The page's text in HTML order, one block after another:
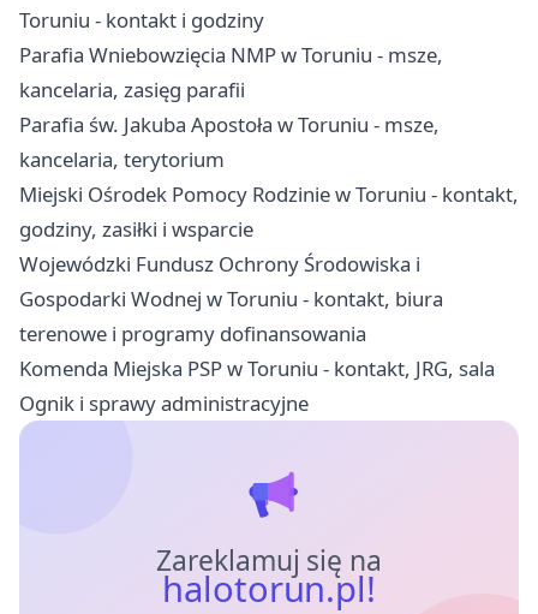
Toruniu - kontakt i godziny
Parafia Wniebowzięcia NMP w Toruniu - msze,
kancelaria, zasięg parafii
Parafia św. Jakuba Apostoła w Toruniu - msze,
kancelaria, terytorium
Miejski Ośrodek Pomocy Rodzinie w Toruniu - kontakt,
godziny, zasiłki i wsparcie
Wojewódzki Fundusz Ochrony Środowiska i
Gospodarki Wodnej w Toruniu - kontakt, biura
terenowe i programy dofinansowania
Komenda Miejska PSP w Toruniu - kontakt, JRG, sala
Ognik i sprawy administracyjne
Zareklamuj się na
halotorun.pl!